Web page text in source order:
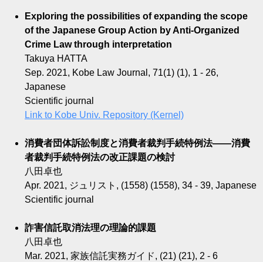
Exploring the possibilities of expanding the scope
of the Japanese Group Action by Anti-Organized
Crime Law through interpretation
Takuya HATTA
Sep. 2021, Kobe Law Journal, 71(1) (1), 1 - 26,
Japanese
Scientific journal
Link to Kobe Univ. Repository (Kernel)
消費者団体訴訟制度と消費者裁判手続特例法――消費
者裁判手続特例法の改正課題の検討
八田卓也
Apr. 2021, ジュリスト, (1558) (1558), 34 - 39, Japanese
Scientific journal
詐害信託取消法理の理論的課題
八田卓也
Mar. 2021, 家族信託実務ガイド, (21) (21), 2 - 6